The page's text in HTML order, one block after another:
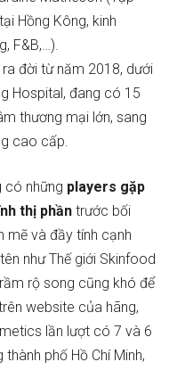
Hồng Kông, kinh
F&B,…).
đời từ năm 2018, dưới
Hospital, đang có 15
thương mại lớn, sang
cao cấp.
có những players gặp
thị phần trước bối
mẽ và đầy tính cạnh
như Thế giới Skinfood
rộ song cũng khó để
website của hãng,
lần lượt có 7 và 6
phố Hồ Chí Minh,